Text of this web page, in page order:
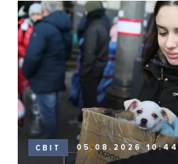
СВІТ 05.08.2026 10:44